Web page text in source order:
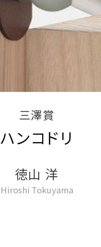
三澤賞
ハンコドリ
徳山 洋
Hiroshi Tokuyama